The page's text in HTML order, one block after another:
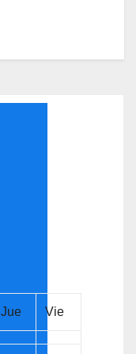
Jue Vie